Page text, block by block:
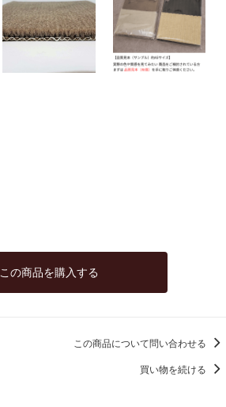
この商品を購入する
この商品について問い合わせる
買い物を続ける